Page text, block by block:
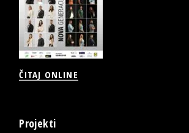
ČITAJ ONLINE
Projekti